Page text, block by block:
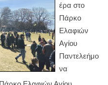
έρα στο
Πάρκο
Ελαφιών
Αγίου
Παντελεήμο
να